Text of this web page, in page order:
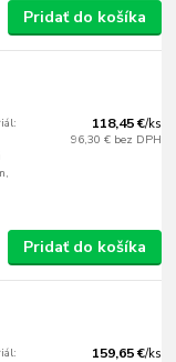
Pridať do košíka
118,45 €/ks
96,30 € bez DPH
Pridať do košíka
159,65 €/ks